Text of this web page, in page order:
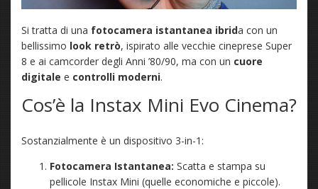
Si tratta di una fotocamera istantanea ibrida con un
bellissimo look retrò, ispirato alle vecchie cineprese Super
8 e ai camcorder degli Anni ’80/90, ma con un cuore
digitale e controlli moderni.
Cos’è la Instax Mini Evo Cinema?
Sostanzialmente è un dispositivo 3-in-1:
Fotocamera Istantanea: Scatta e stampa su
pellicole Instax Mini (quelle economiche e piccole).